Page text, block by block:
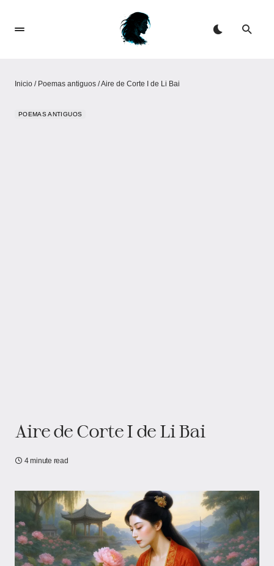
Inicio / Poemas antiguos /Aire de Corte I de Li Bai
POEMAS ANTIGUOS
Aire de Corte I de Li Bai
4 minute read